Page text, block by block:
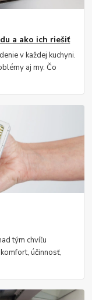
a ako ich riešiť
v každej kuchyni.
aj my. Čo
tým chvíľu
účinnosť,